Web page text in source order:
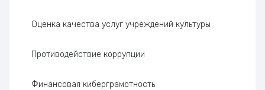
Оценка качества услуг учреждений культуры
Проти­во­дей­ствие коррупции
Финансовая киберграмотность